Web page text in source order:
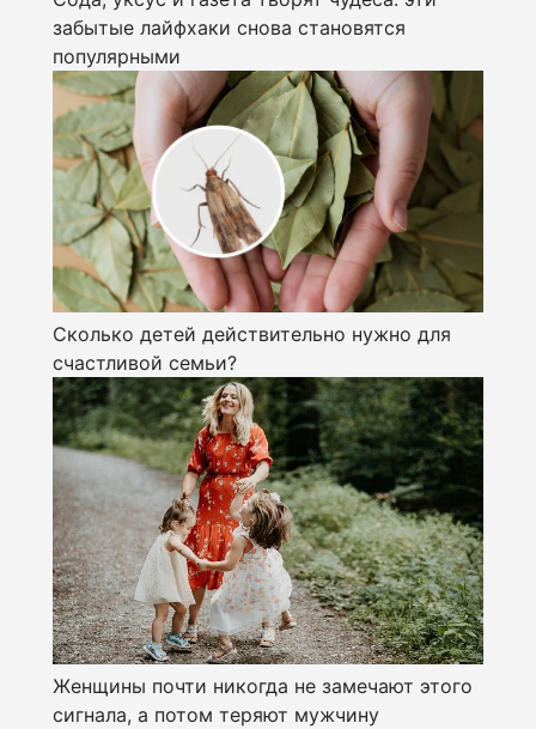
забытые лайфхаки снова становятся
популярными
Сколько детей действительно нужно для
счастливой семьи?
Женщины почти никогда не замечают этого
сигнала, а потом теряют мужчину